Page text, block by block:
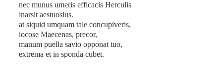
nec munus umeris efficacis Herculis
inarsit aestuosius.
at siquid umquam tale concupiveris,
iocose Maecenas, precor,
manum puella savio opponat tuo,
extrema et in sponda cubet.